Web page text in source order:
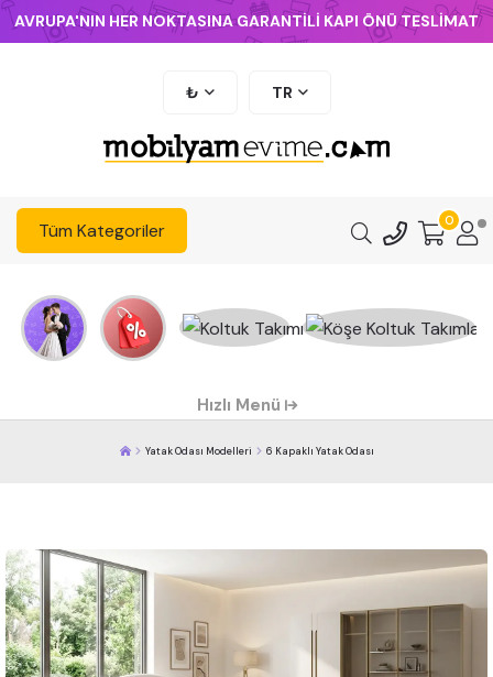
AVRUPA'NIN HER NOKTASINA GARANTİLİ KAPI ÖNÜ TESLİMAT
₺ TR
Tüm Kategoriler 0
Hızlı Menü
Yatak Odası Modelleri 6 Kapaklı Yatak Odası